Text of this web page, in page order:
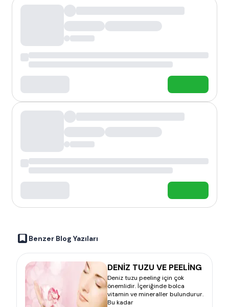
Benzer Blog Yazıları
DENİZ TUZU VE PEELİNG
Deniz tuzu peeling için çok
önemlidir. İçeriğinde bolca
vitamin ve mineraller bulundurur.
Bu kadar